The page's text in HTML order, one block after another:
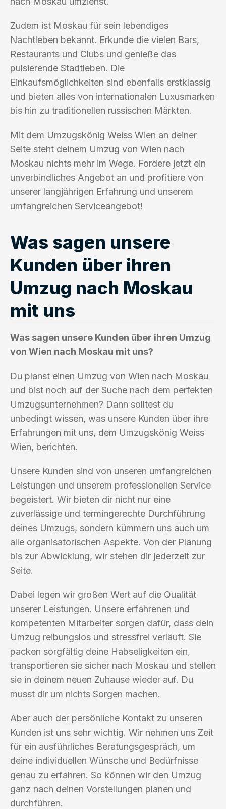
Zudem ist Moskau für sein lebendiges
Nachtleben bekannt. Erkunde die vielen Bars,
Restaurants und Clubs und genieße das
pulsierende Stadtleben. Die
Einkaufsmöglichkeiten sind ebenfalls erstklassig
und bieten alles von internationalen Luxusmarken
bis hin zu traditionellen russischen Märkten.
Mit dem Umzugskönig Weiss Wien an deiner
Seite steht deinem Umzug von Wien nach
Moskau nichts mehr im Wege. Fordere jetzt ein
unverbindliches Angebot an und profitiere von
unserer langjährigen Erfahrung und unserem
umfangreichen Serviceangebot!
Was sagen unsere
Kunden über ihren
Umzug nach Moskau
mit uns
Was sagen unsere Kunden über ihren Umzug
von Wien nach Moskau mit uns?
Du planst einen Umzug von Wien nach Moskau
und bist noch auf der Suche nach dem perfekten
Umzugsunternehmen? Dann solltest du
unbedingt wissen, was unsere Kunden über ihre
Erfahrungen mit uns, dem Umzugskönig Weiss
Wien, berichten.
Unsere Kunden sind von unseren umfangreichen
Leistungen und unserem professionellen Service
begeistert. Wir bieten dir nicht nur eine
zuverlässige und termingerechte Durchführung
deines Umzugs, sondern kümmern uns auch um
alle organisatorischen Aspekte. Von der Planung
bis zur Abwicklung, wir stehen dir jederzeit zur
Seite.
Dabei legen wir großen Wert auf die Qualität
unserer Leistungen. Unsere erfahrenen und
kompetenten Mitarbeiter sorgen dafür, dass dein
Umzug reibungslos und stressfrei verläuft. Sie
packen sorgfältig deine Habseligkeiten ein,
transportieren sie sicher nach Moskau und stellen
sie in deinem neuen Zuhause wieder auf. Du
musst dir um nichts Sorgen machen.
Aber auch der persönliche Kontakt zu unseren
Kunden ist uns sehr wichtig. Wir nehmen uns Zeit
für ein ausführliches Beratungsgespräch, um
deine individuellen Wünsche und Bedürfnisse
genau zu erfahren. So können wir den Umzug
ganz nach deinen Vorstellungen planen und
durchführen.